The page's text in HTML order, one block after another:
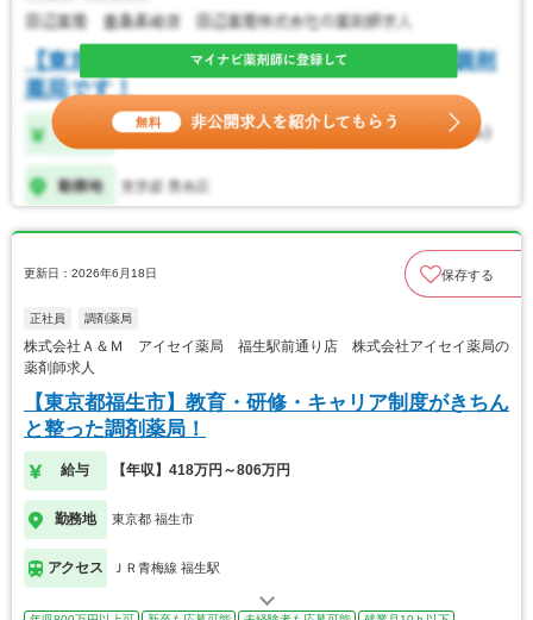
更新日：2026年6月18日 保存する
正社員 調剤薬局
株式会社Ａ＆Ｍ アイセイ薬局 福生駅前通り店 株式会社アイセイ薬局の
薬剤師求人
【東京都福生市】教育・研修・キャリア制度がきちん
と整った調剤薬局！
給与 【年収】418万円～806万円
勤務地 東京都 福生市
アクセス ＪＲ青梅線 福生駅